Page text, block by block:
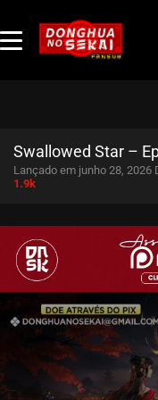
Swallowed Star –
Lançado em junho 28, 2026
1.9k